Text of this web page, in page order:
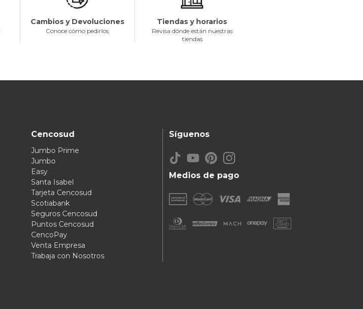
Cambios y Devoluciones
Conoce cómo pedirlos
Tiendas y horarios
Revisa dónde están nuestras
tiendas
Cencosud
Jumbo Prime
Jumbo
Easy
Santa Isabel
Tarjeta Cencosud
Scotiabank
Seguros Cencosud
Puntos Cencosud
CencoPay
Venta Empresa
Trabaja con Nosotros
Medios de pago
Síguenos